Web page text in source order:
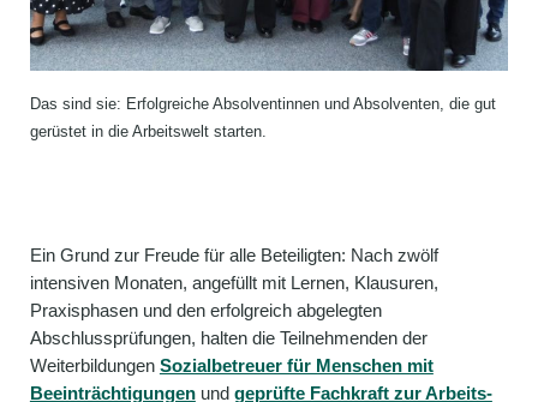
Das sind sie: Erfolgreiche Absolventinnen und Absolventen, die gut
gerüstet in die Arbeitswelt starten.
Ein Grund zur Freude für alle Beteiligten: Nach zwölf
intensiven Monaten, angefüllt mit Lernen, Klausuren,
Praxisphasen und den erfolgreich abgelegten
Abschlussprüfungen, halten die Teilnehmenden der
Weiterbildungen Sozialbetreuer für Menschen mit
Beeinträchtigungenund geprüfte Fachkraft zur Arbeits-